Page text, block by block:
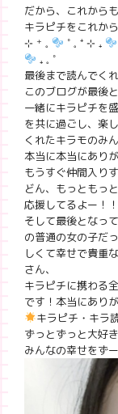
だから、これから
キラピチをこれか
⊹ ⁺ 𓈒
˚ 𓈒 ⁺ ⊹ ₊
₊ 𓈒 ˚
最後まで読んでく
このブログが最後
一緒にキラピチを
を共に過ごし、楽
くれたキラモのみ
本当に本当にあり
もうすぐ仲間入り
どん、もっともっ
応援してるよー！！
そして最後となっ
の普通の女の子だ
しくて幸せで貴重
さん、
キラピチに携わる
です！本当にあり
キラピチ・キラ
ずっとずっと大好
みんなの幸せをず